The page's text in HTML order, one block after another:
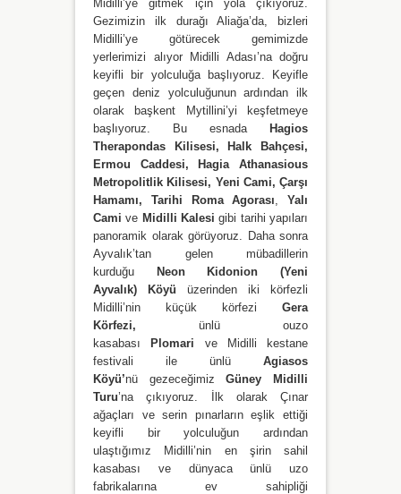
Midilli’ye gitmek için yola çıkıyoruz.
Gezimizin ilk durağı Aliağa’da, bizleri
Midilli’ye götürecek gemimizde
yerlerimizi alıyor Midilli Adası’na doğru
keyifli bir yolculuğa başlıyoruz. Keyifle
geçen deniz yolculuğunun ardından ilk
olarak başkent Mytillini’yi keşfetmeye
başlıyoruz. Bu esnada Hagios
Therapondas Kilisesi, Halk Bahçesi,
Ermou Caddesi, Hagia Athanasious
Metropolitlik Kilisesi, Yeni Cami, Çarşı
Hamamı, Tarihi Roma Agorası
Yalı
Camive Midilli Kalesi gibi tarihi yapıları
panoramik olarak görüyoruz. Daha sonra
Ayvalık’tan gelen mübadillerin
kurduğu Neon Kidonion (Yeni
Ayvalık)
Köyü üzerinden iki körfezli
Midilli’nin küçük körfezi Gera
Körfezi, ünlü ouzo
kasabası Plomari ve
Midilli kestane
festivali ile ünlü Agiasos
Köyü’nü gezeceğimiz Güney Midilli
Turu’na çıkıyoruz. İlk olarak Çınar
ağaçları ve serin pınarların eşlik ettiği
keyifli bir yolculuğun ardından
ulaştığımız Midilli’nin en şirin sahil
kasabası ve dünyaca ünlü uzo
fabrikalarına ev sahipliği